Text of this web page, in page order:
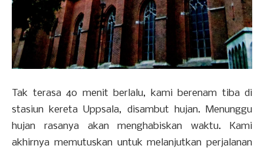
Tak terasa 40 menit berlalu, kami berenam tiba di
stasiun kereta Uppsala, disambut hujan. Menunggu
hujan rasanya akan menghabiskan waktu. Kami
akhirnya memutuskan untuk melanjutkan perjalanan